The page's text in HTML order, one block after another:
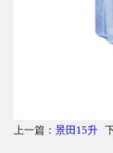
上一篇： 景田15升下